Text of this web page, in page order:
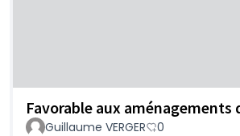
Favorable aux
Guillaume VERGER 0